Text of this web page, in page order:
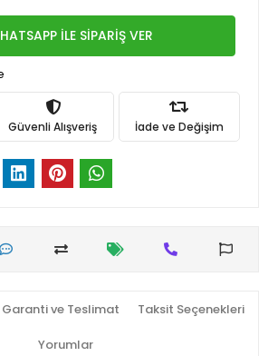
İLE SİPARİŞ VER
Güvenli Alışveriş İade ve Değişim
Garanti ve Teslimat Taksit Seçenekleri
Yorumlar